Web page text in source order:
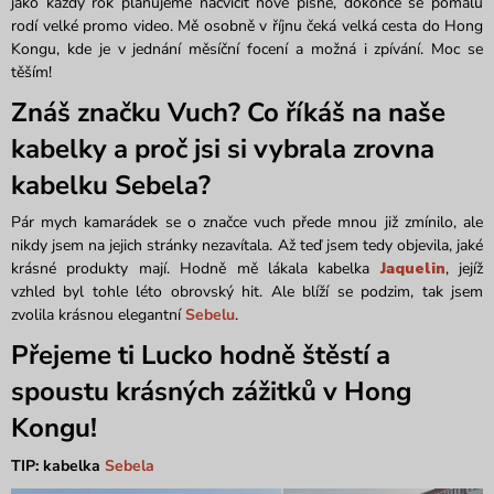
rodí velké promo video. Mě osobně v říjnu čeká velká cesta do Hong
Kongu, kde je v jednání měsíční focení a možná i zpívání. Moc se
těším!
Znáš značku Vuch? Co říkáš na naše
kabelky a proč jsi si vybrala zrovna
kabelku Sebela?
Pár mych kamarádek se o značce vuch přede mnou již zmínilo, ale
nikdy jsem na jejich stránky nezavítala. Až teď jsem tedy objevila, jaké
krásné produkty mají. Hodně mě lákala kabelka Jaquelin, jejíž
vzhled byl tohle léto obrovský hit. Ale blíží se podzim, tak jsem
zvolila krásnou elegantníSebelu.
Přejeme ti Lucko hodně štěstí a
spoustu krásných zážitků v Hong
Kongu!
TIP: kabelka Sebela